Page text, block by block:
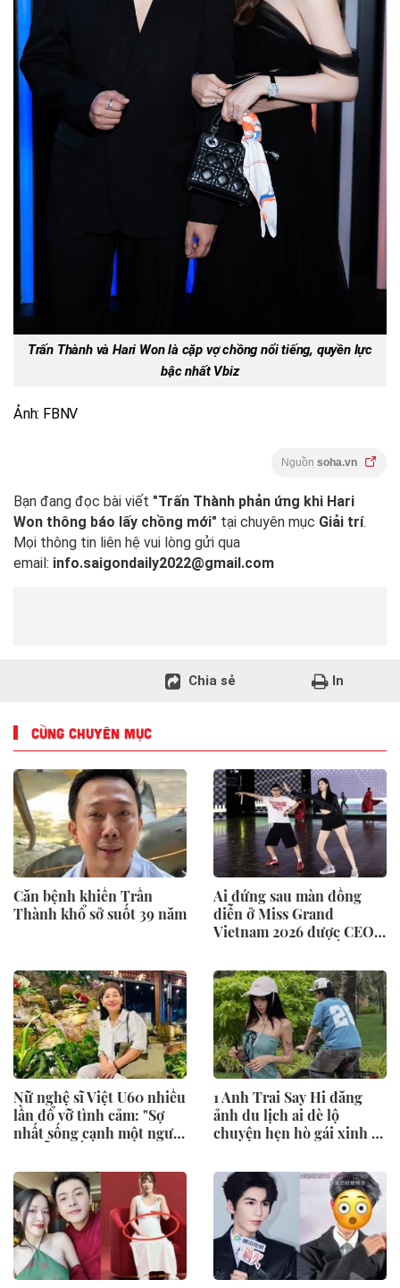
Trấn Thành và Hari Won là cặp vợ chồng nổi tiếng, quyền lực
bậc nhất Vbiz
Ảnh: FBNV
Nguồn soha.vn
Bạn đang đọc bài viết "Trấn Thành phản ứng khi Hari
Won thông báo lấy chồng mới" tại chuyên mục Giải trí.
Mọi thông tin liên hệ vui lòng gửi qua
email: info.saigondaily2022@gmail.com
Chia sẻ In
CÙNG CHUYÊN MỤC
Căn bệnh khiến Trấn
Thành khổ sở suốt 39 năm
Ai đứng sau màn đồng
diễn ở Miss Grand
Vietnam 2026 được CEO
khen ngợi?
Nữ nghệ sĩ Việt U60 nhiều
lần đổ vỡ tình cảm: "Sợ
nhất sống cạnh một người
1 Anh Trai Say Hi đăng
ảnh du lịch ai dè lộ
chuyện hẹn hò gái xinh ở